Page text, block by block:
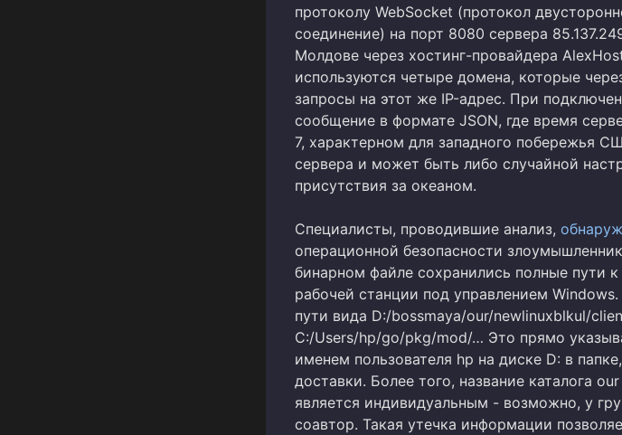
протоколу WebSocket (протокол
соединение) на порт 8080 сервера
Молдове через хостинг-провайдера
используются четыре домена, которые
запросы на этот же IP-адрес. При
сообщение в формате JSON, где время
7, характерном для западного побережья
сервера и может быть либо случайной
присутствия за океаном.
Специалисты, проводившие анализ,
операционной безопасности
бинарном файле сохранились полные пути
рабочей станции под управлением
пути вида D:/bossmaya/our/newlinuxblkul/
C:/Users/hp/go/pkg/mod/… Это прямо
именем пользователя hp на диске D: в
доставки. Более того, название каталога
является индивидуальным - возможно, у
соавтор. Такая утечка информации